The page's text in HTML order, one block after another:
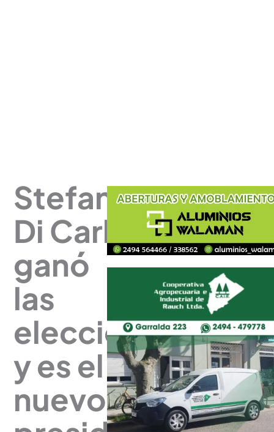
Stefano
Di Carlo
ganó
las
elecciones
y es el
nuevo